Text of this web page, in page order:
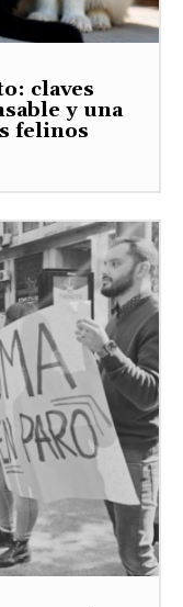
claves
y una
felinos